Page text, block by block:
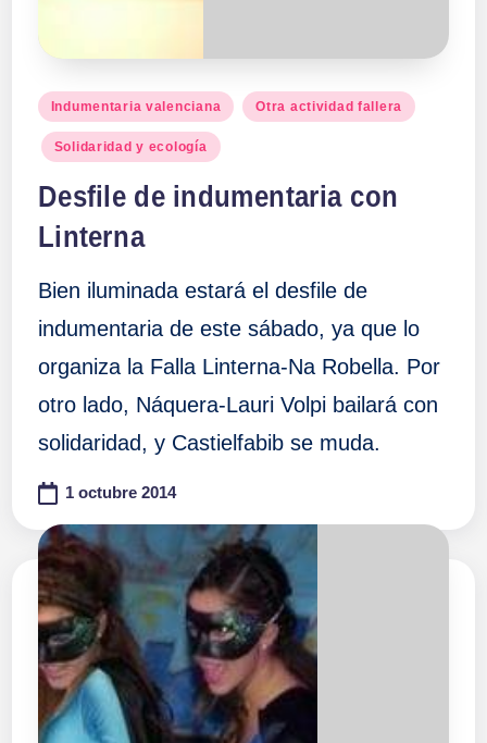
Publicado
en
Indumentaria valenciana Otra actividad fallera
Solidaridad y ecología
Desfile de indumentaria con
Linterna
Bien iluminada estará el desfile de
indumentaria de este sábado, ya que lo
organiza la Falla Linterna-Na Robella. Por
otro lado, Náquera-Lauri Volpi bailará con
solidaridad, y Castielfabib se muda.
1 octubre 2014